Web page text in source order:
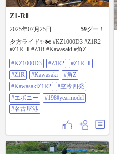
Z1-RⅡ
2025年07月25日 59グー！
夕方ライド✨🏍️ #KZ1000D3 #Z1R2
#Z1R−Ⅱ #Z1R #Kawasaki #角Z
ー #1980yearmodel #名古屋港
#KZ1000D3 #Z1R2
#Z1R−Ⅱ
#Z1R
#Kawasaki
#角Z
#KawasakiZ1R2
#空冷四発
#エボニー
#1980yearmodel
#名古屋港